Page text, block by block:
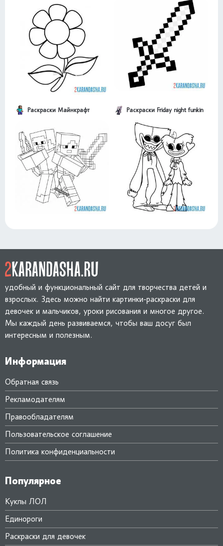
Раскраски Майнкрафт Раскраски Friday night funkin
удобный и функциональный сайт для творчества детей и
взрослых. Здесь можно найти картинки-раскраски для
девочек и мальчиков, уроки рисования и многое другое.
Мы каждый день развиваемся, чтобы ваш досуг был
интересным и полезным.
Информация
Обратная связь
Рекламодателям
Правообладателям
Пользовательское соглашение
Политика конфиденциальности
Популярное
Куклы ЛОЛ
Единороги
Раскраски для девочек